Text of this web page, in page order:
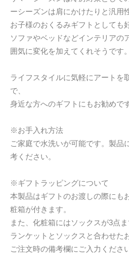
ーシーズンは肩にかけたりと汎用
お子様のおくるみギフトとしても
ソファやベッドなどインテリアの
囲気に変化を加えてくれそうです。
ライフスタイルに気軽にアートを
で、
身近な方へのギフトにもお勧めです
※お手入れ方法
ご家庭で水洗いが可能です。製品
考ください。
※ギフトラッピングについて
本製品はギフトのお渡しの際にも
粧箱が付きます。
また、化粧箱にはソックスが3点
ランケットとソックスと合わせた
ご注文時の備考欄にご入力ください